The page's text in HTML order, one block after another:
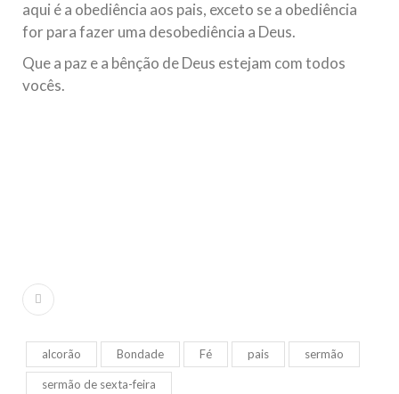
aqui é a obediência aos pais, exceto se a obediência
for para fazer uma desobediência a Deus.
Que a paz e a bênção de Deus estejam com todos
vocês.
alcorão Bondade Fé pais sermão
sermão de sexta-feira